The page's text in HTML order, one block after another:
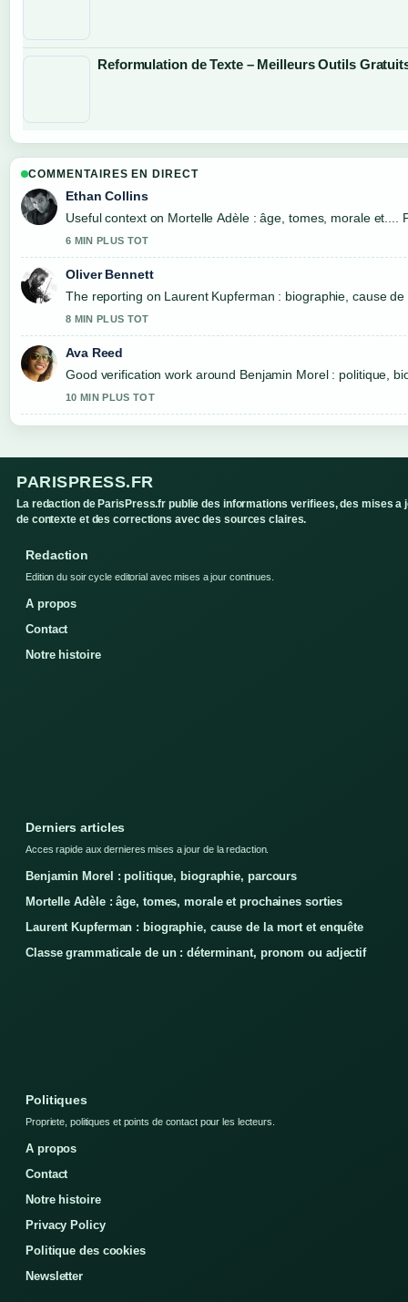
Reformulation de Texte – Meilleurs Outils
COMMENTAIRES EN DIRECT
Ethan Collins
Useful context on Mortelle Adèle : âge, tomes, morale et....
6 MIN PLUS TOT
Oliver Bennett
The reporting on Laurent Kupferman : biographie, cause
8 MIN PLUS TOT
Ava Reed
Good verification work around Benjamin Morel : politique,
10 MIN PLUS TOT
PARISPRESS.FR
La redaction de ParisPress.fr publie des informations verifiees, des mises a
de contexte et des corrections avec des sources claires.
Redaction
Edition du soir cycle editorial avec mises a jour continues.
A propos
Contact
Notre histoire
Derniers articles
Acces rapide aux dernieres mises a jour de la redaction.
Benjamin Morel : politique, biographie, parcours
Mortelle Adèle : âge, tomes, morale et prochaines sorties
Laurent Kupferman : biographie, cause de la mort et enquête
Classe grammaticale de un : déterminant, pronom ou adjectif
Politiques
Propriete, politiques et points de contact pour les lecteurs.
A propos
Contact
Notre histoire
Privacy Policy
Politique des cookies
Newsletter